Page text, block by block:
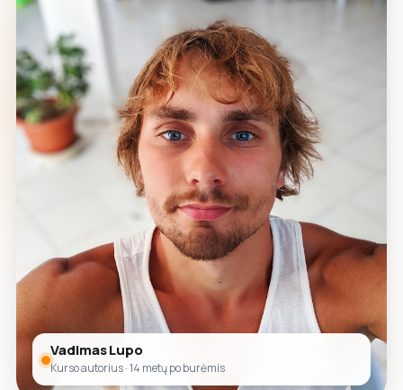
Vadimas Lupo
Kurso autorius · 14 metų po burėmis